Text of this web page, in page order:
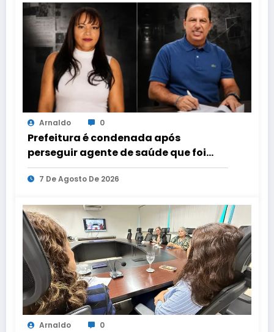
Arnaldo 0
Prefeitura é condenada após
perseguir agente de saúde que foi
candidata a vereadora em Teotônio
Vilela
7 De Agosto De 2026
Arnaldo 0